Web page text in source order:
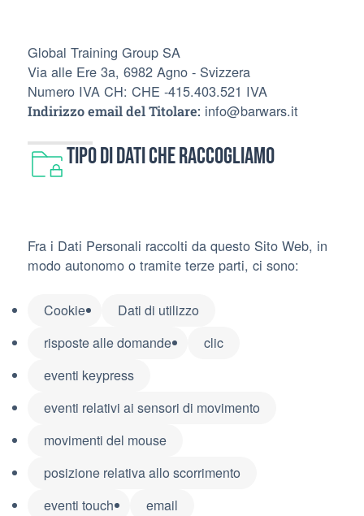
Global Training Group SA
Via alle Ere 3a, 6982 Agno - Svizzera
Numero IVA CH: CHE -415.403.521 IVA
Indirizzo email del Titolare: info@barwars.it
Tipo di Dati che raccogliamo
Fra i Dati Personali raccolti da questo Sito Web, in
modo autonomo o tramite terze parti, ci sono:
Cookie
Dati di utilizzo
risposte alle domande
clic
eventi keypress
eventi relativi ai sensori di movimento
movimenti del mouse
posizione relativa allo scorrimento
eventi touch
email